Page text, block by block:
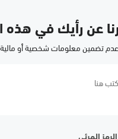
عن رأيك في هذه
تضمين معلومات شخصية أو